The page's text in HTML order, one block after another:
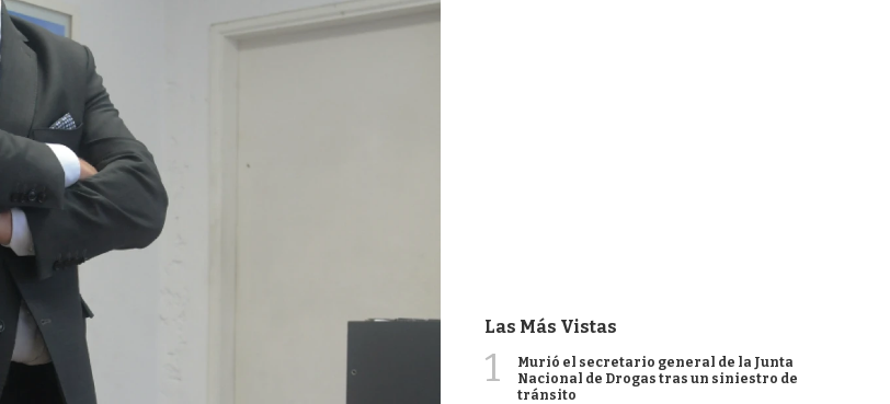
Las Más Vistas
1
Murió el secretario general de la Junta
Nacional de Drogas tras un siniestro de
tránsito